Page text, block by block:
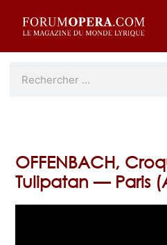
OFFENBACH,
Tulipatan — Paris